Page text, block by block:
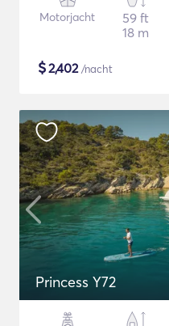
Motorjacht
59 ft
18 m
$2,402/nacht
Princess Y72